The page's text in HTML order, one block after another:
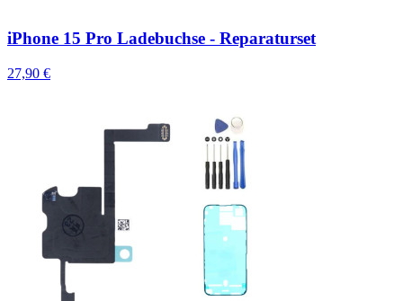
iPhone 15 Pro Ladebuchse - Reparaturset
27,90 €